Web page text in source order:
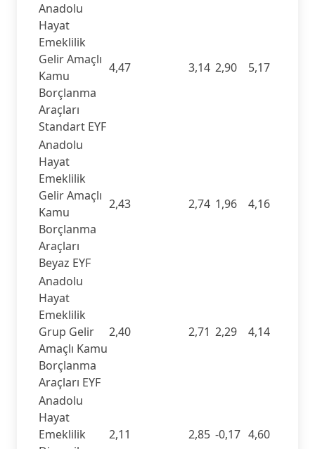
Anadolu
Hayat
Emeklilik
Gelir Amaçlı
Kamu
Borçlanma
Araçları
Standart EYF
4,47 3,14 2,90 5,17
Anadolu
Hayat
Emeklilik
Gelir Amaçlı
Kamu
Borçlanma
Araçları
Beyaz EYF
2,43 2,74 1,96 4,16
Anadolu
Hayat
Emeklilik
Grup Gelir
Amaçlı Kamu
Borçlanma
Araçları EYF
2,40 2,71 2,29 4,14
Anadolu
Hayat
Emeklilik
2,11 2,85 -0,17 4,60